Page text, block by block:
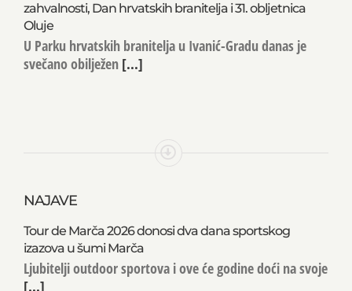
zahvalnosti, Dan hrvatskih branitelja i 31. obljetnica
Oluje
U Parku hrvatskih branitelja u Ivanić-Gradu danas je
svečano obilježen [...]
NAJAVE
Tour de Marča 2026 donosi dva dana sportskog
izazova u šumi Marča
Ljubitelji outdoor sportova i ove će godine doći na svoje
[...]